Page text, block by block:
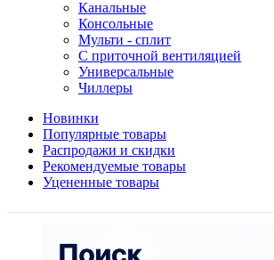
Канальные
Консольные
Мульти - сплит
С приточной вентиляцией
Универсальные
Чиллеры
Новинки
Популярные товары
Распродажи и скидки
Рекомендуемые товары
Уцененные товары